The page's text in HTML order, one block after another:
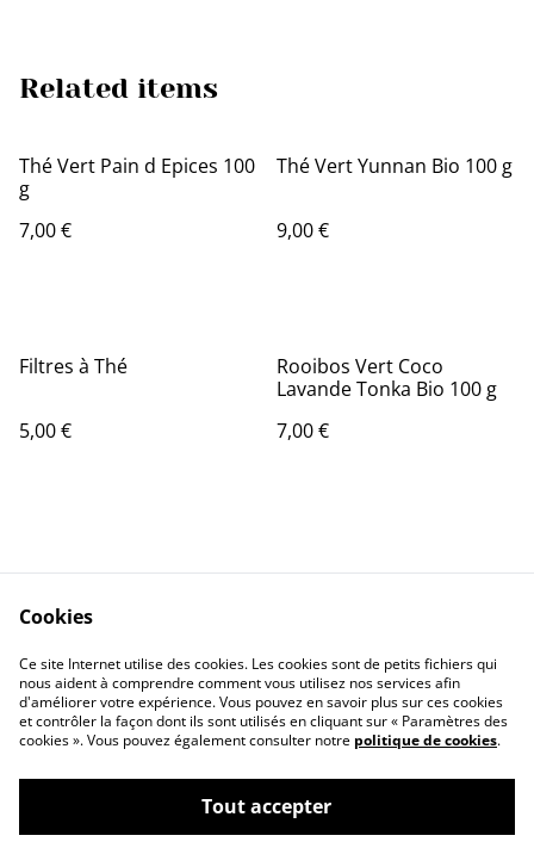
Related items
Thé Vert Pain d Epices 100
g
7,00 €
Thé Vert Yunnan Bio 100 g
9,00 €
Filtres à Thé
5,00 €
Rooibos Vert Coco
Lavande Tonka Bio 100 g
7,00 €
Contact Us
Legal Terms
Privacy Policy
Cookie Policy
©2026Infusionsanté.fr
Cookies
Ce site Internet utilise des cookies. Les cookies sont de petits fichiers qui
nous aident à comprendre comment vous utilisez nos services afin
d'améliorer votre expérience. Vous pouvez en savoir plus sur ces cookies
et contrôler la façon dont ils sont utilisés en cliquant sur « Paramètres des
cookies ». Vous pouvez également consulter notre politique de cookies.
Tout accepter